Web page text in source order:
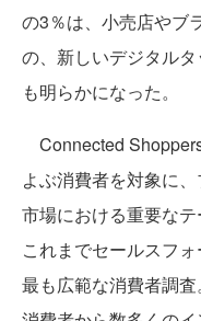
の3％は、小売店やブ
の、新しいデジタル
も明らかになった。
Connected
よぶ消費者を対象に
市場における重要なテ
これまでセールスフ
最も広範な消費者調